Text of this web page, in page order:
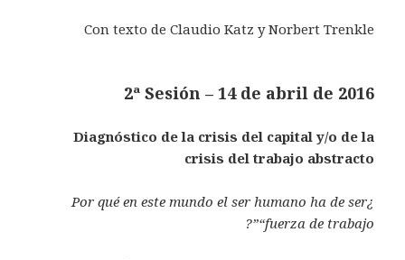
Con texto de Claudio Katz y Norbert Trenkle
2ª Sesión – 14 de abril de 2016
Diagnóstico de la crisis del capital y/o de la
crisis del trabajo abstracto
¿Por qué en este mundo el ser humano ha de ser
“fuerza de trabajo”?